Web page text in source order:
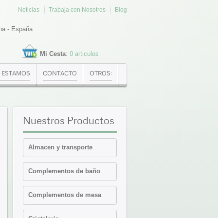
Noticias Trabaja con Nosotros Blog
- España
Mi Cesta: 0 articulos
CONTACTO OTROS:
Nuestros Productos
Almacen y transporte
Contenedores y cajas
isotermicas
Estanterias
Palets PVC y plataformas
Complementos de baño
Complementos de mesa